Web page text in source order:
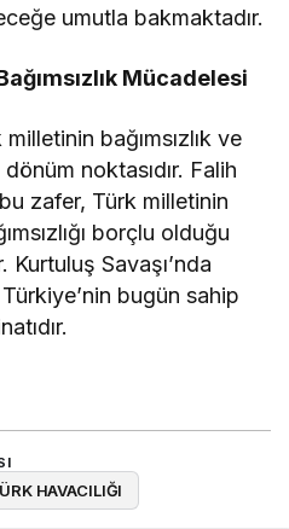
umutla bakmaktadır.
Mücadelesi
bağımsızlık ve
noktasıdır. Falih
bu zafer, Türk milletinin
borçlu olduğu
Kurtuluş Savaşı’nda
bugün sahip
HAVACILIĞI